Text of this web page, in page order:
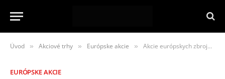
Úvod » Akciové trhy » Európske akcie » Akcie európskych zbrojárskych firiem prudko klesli. Toto je dôvod
EURÓPSKE AKCIE